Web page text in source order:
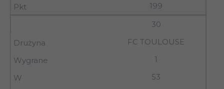
199
30
FC TOULOUSE
1
53